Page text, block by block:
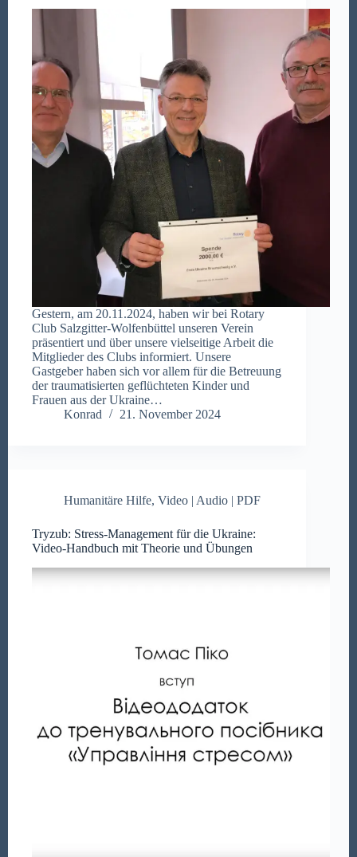
Gestern, am 20.11.2024, haben wir bei Rotary
Club Salzgitter-Wolfenbüttel unseren Verein
präsentiert und über unsere vielseitige Arbeit die
Mitglieder des Clubs informiert. Unsere
Gastgeber haben sich vor allem für die Betreuung
der traumatisierten geflüchteten Kinder und
Frauen aus der Ukraine…
Konrad
21. November 2024
Humanitäre Hilfe, Video | Audio | PDF
Tryzub: Stress-Management für die Ukraine:
Video-Handbuch mit Theorie und Übungen